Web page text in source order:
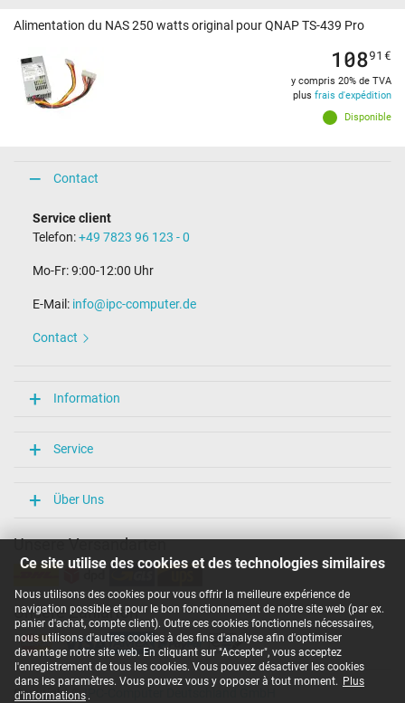
Ce site utilise des cookies et des technologies similaires
Nous utilisons des cookies pour vous offrir la meilleure expérience de
navigation possible et pour le bon fonctionnement de notre site web (par ex.
panier d'achat, compte client). Outre ces cookies fonctionnels nécessaires,
nous utilisons d'autres cookies à des fins d'analyse afin d'optimiser
davantage notre site web. En cliquant sur "Accepter", vous acceptez
l'enregistrement de tous les cookies. Vous pouvez désactiver les cookies
dans les paramètres. Vous pouvez vous y opposer à tout moment. Plus
d'informations .
Alimentation du NAS 250 watts original pour QNAP TS-439 Pro
Disponible
10891 €
y compris 20% de TVA
plus frais d'expédition
Contact
Service client
Telefon:+49 7823 96 123 - 0
Mo-Fr: 9:00-12:00 Uhr
E-Mail: info@ipc-computer.de
Contact
Information
Service
Über Uns
Unsere Versandarten
Unsere Zahlarten
Copyright ©IPC-Computer Deutschland GmbH